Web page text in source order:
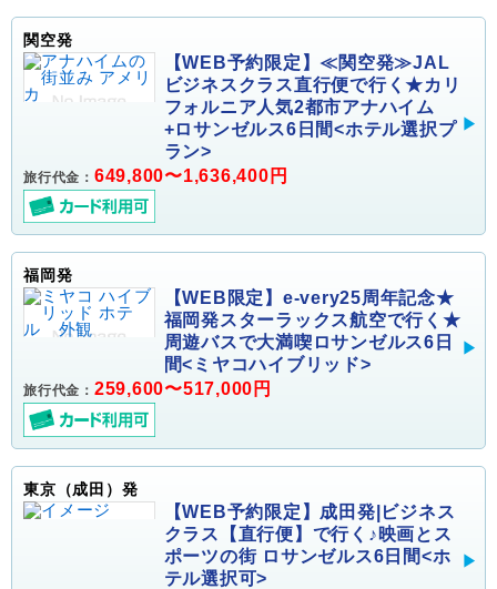
関空発
【WEB予約限定】≪関空発≫JAL
ビジネスクラス直行便で行く★カリ
フォルニア人気2都市アナハイム
+ロサンゼルス6日間<ホテル選択プ
ラン>
旅行代金： 649,800〜1,636,400円
福岡発
【WEB限定】e-very25周年記念★
福岡発スターラックス航空で行く★
周遊バスで大満喫ロサンゼルス6日
間<ミヤコハイブリッド>
旅行代金： 259,600〜517,000円
東京（成田）発
【WEB予約限定】成田発|ビジネス
クラス【直行便】で行く♪映画とス
ポーツの街 ロサンゼルス6日間<ホ
テル選択可>